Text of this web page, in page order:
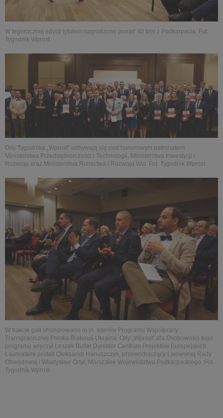
W tegorocznej edycji tytułem nagrodzono ponad 40 firm z Podkarpacia. Fot.
Tygodnik Wprost
Orły Tygodnika „Wprost” odbywają się pod honorowym patronatem
Ministerstwa Przedsiębiorczości i Technologii, Ministerstwa Inwestycji i
Rozwoju oraz Ministerstwa Rolnictwa i Rozwoju Wsi. Fot. Tygodnik Wprost
W trakcie gali uhonorowano m.in. liderów Programu Współpracy
Transgranicznej Polska-Białoruś-Ukraina. Orły „Wprost” dla Osobowości tego
programu wręczył Leszek Buller Dyrektor Centrum Projektów Europejskich.
Laureatami zostali Oleksandr Hanuszczyn, przewodniczący Lwowskiej Rady
Obwodowej i Władysław Ortyl, Marszałek Województwa Podkarpackiego. Fot.
Tygodnik Wprost